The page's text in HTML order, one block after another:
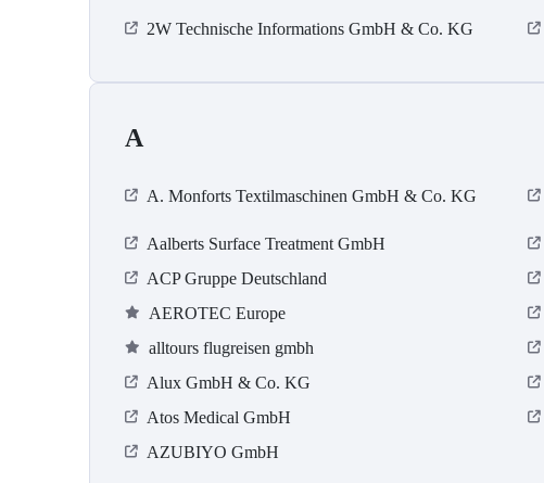
2W Technische Informations GmbH & Co. KG
A
A. Monforts Textilmaschinen GmbH & Co. KG
Aalberts Surface Treatment GmbH
ACP Gruppe Deutschland
AEROTEC Europe
alltours flugreisen gmbh
Alux GmbH & Co. KG
Atos Medical GmbH
AZUBIYO GmbH